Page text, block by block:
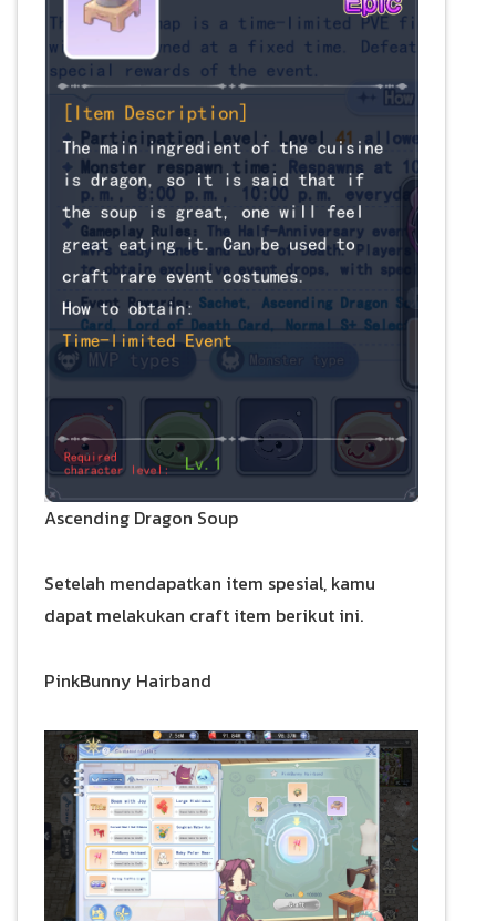
Ascending Dragon Soup
Setelah mendapatkan item spesial, kamu
dapat melakukan craft item berikut ini.
PinkBunny Hairband